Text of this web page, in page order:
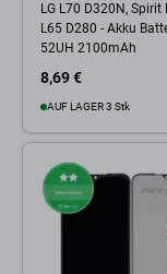
LG L70 D320N, Spirit
L65 D280 - Akku
52UH 2100mAh
8,69 €
AUF LAGER 3 Stk